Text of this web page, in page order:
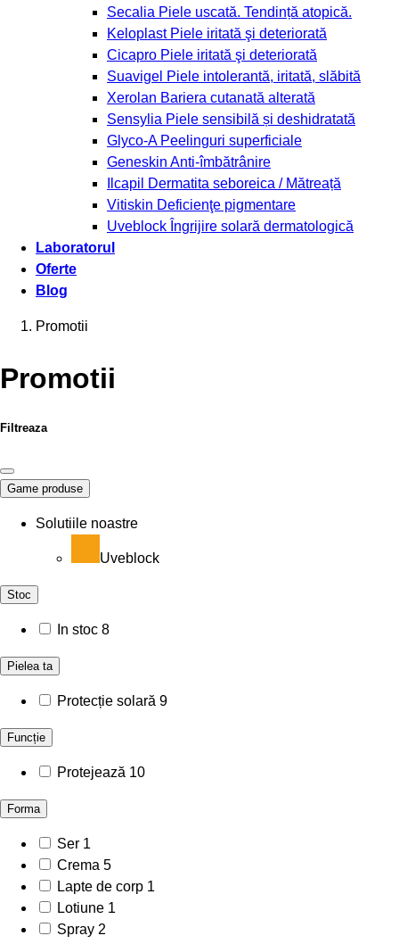
Secalia Piele uscată. Tendință atopică.
Keloplast Piele iritată şi deteriorată
Cicapro Piele iritată şi deteriorată
Suavigel Piele intolerantă, iritată, slăbită
Xerolan Bariera cutanată alterată
Sensylia Piele sensibilă și deshidratată
Glyco-A Peelinguri superficiale
Geneskin Anti-îmbătrânire
Ilcapil
Dermatita seboreica / Mătreață
Vitiskin Deficienţe pigmentare
Uveblock Îngrijire solară dermatologică
Laboratorul
Oferte
Blog
Promotii
Promotii
Filtreaza
Game produse
Solutiile noastre
Uveblock
Stoc
In stoc 8
Pielea ta
Protecție solară 9
Funcție
Protejează 10
Forma
Ser 1
Crema 5
Lapte de corp 1
Lotiune 1
Spray 2